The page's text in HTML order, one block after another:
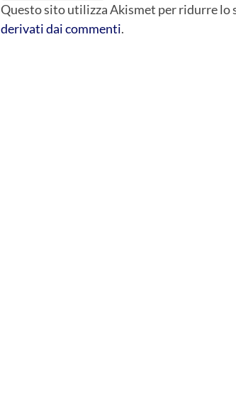
Questo sito utilizza Akismet per ridurre lo
derivati dai commenti.